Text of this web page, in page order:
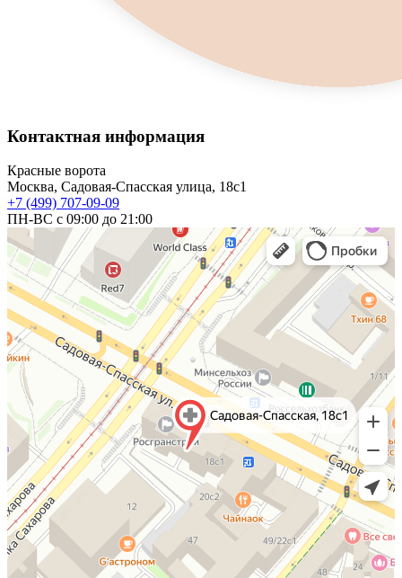
Контактная информация
Красные ворота
Москва, Садовая-Спасская улица, 18с1
+7 (499) 707-09-09
ПН-ВС с 09:00 до 21:00